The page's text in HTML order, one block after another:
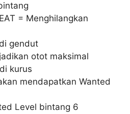
= Menghilangkan
gendut
otot maksimal
kurus
mendapatkan Wanted
Level bintang 6